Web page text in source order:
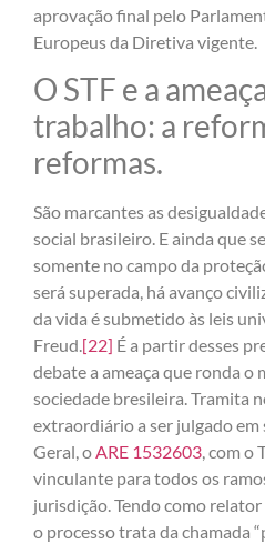
aprovação final pelo
Europeus da Diretiva vigente.
O STF e a
trabalho: a
reformas.
São marcantes as
social brasileiro. E ainda que
somente no campo da
será superada, há avanço
da vida é submetido às leis
Freud.[22] É a partir desses
debate a ameaça que ronda o
sociedade bresileira. Tramita
extraordiário a ser julgado em
Geral, oARE 1532603, com o
vinculante para todos os
jurisdição. Tendo como
o processo trata da chamada